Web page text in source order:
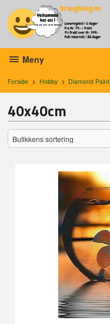
innholdet
Meny
Forside Hobby Diamond
40x40cm